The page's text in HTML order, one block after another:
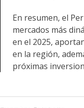
En resumen, el
mercados más
en el 2025,
en la región,
próximas